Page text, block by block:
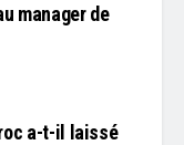
manager de
a-t-il laissé